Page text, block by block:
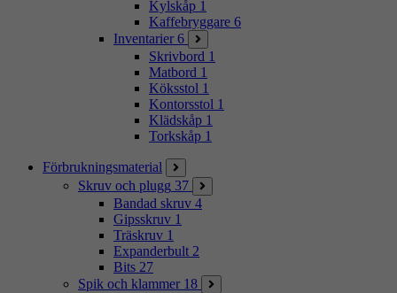
Kylskåp 1
Kaffebryggare 6
Inventarier 6
Skrivbord 1
Matbord 1
Köksstol 1
Kontorsstol 1
Klädskåp 1
Torkskåp 1
Förbrukningsmaterial
Skruv och plugg 37
Bandad skruv 4
Gipsskruv 1
Träskruv 1
Expanderbult 2
Bits 27
Spik och klammer 18